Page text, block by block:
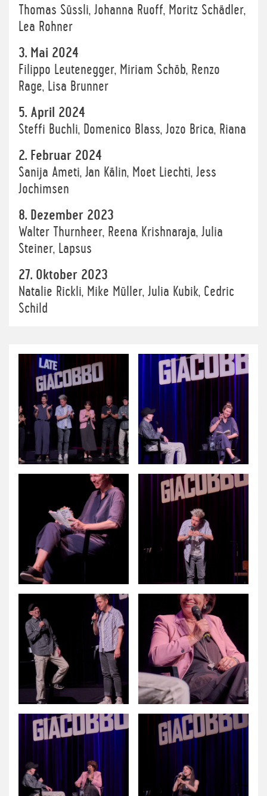
Thomas Süssli, Johanna Ruoff, Moritz Schädler,
Lea Rohner
3. Mai 2024
Filippo Leutenegger, Miriam Schöb, Renzo
Rage, Lisa Brunner
5. April 2024
Steffi Buchli, Domenico Blass, Jozo Brica, Riana
2. Februar 2024
Sanija Ameti, Jan Kälin, Moet Liechti, Jess
Jochimsen
8. Dezember 2023
Walter Thurnheer, Reena Krishnaraja, Julia
Steiner, Lapsus
27. Oktober 2023
Natalie Rickli, Mike Müller, Julia Kubik, Cedric
Schild